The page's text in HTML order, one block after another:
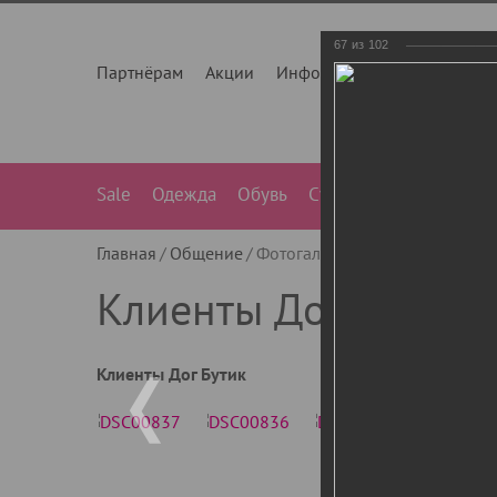
Партнёрам Акции Инфо О нас
Sale Одежда Обувь Сумки
Главная Общение Фотогалерея
Клиенты Дог Бутик
Клиенты Дог Бутик
67 из 102